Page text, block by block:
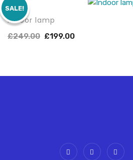
SALE!
Indoor lamp
£249.00 £199.00